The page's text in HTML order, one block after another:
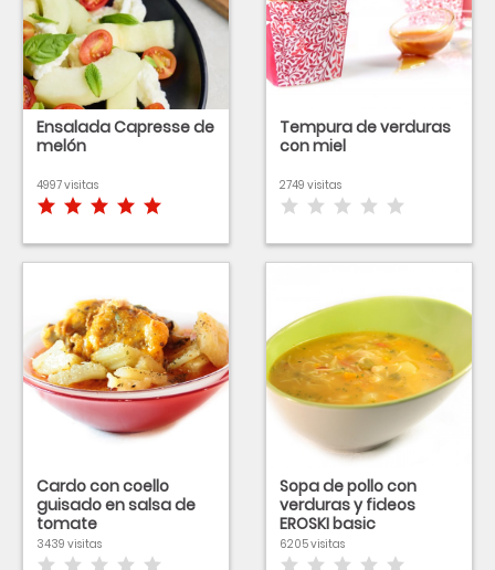
Ensalada Capresse de
melón
4997 visitas
Tempura de verduras
con miel
2749 visitas
Cardo con coello
guisado en salsa de
tomate
3439 visitas
Sopa de pollo con
verduras y fideos
EROSKI basic
6205 visitas